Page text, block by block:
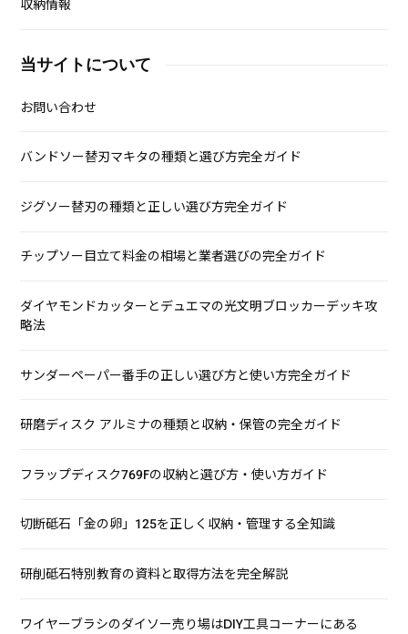
収納情報
当サイトについて
お問い合わせ
バンドソー替刃マキタの種類と選び方完全ガイド
ジグソー替刃の種類と正しい選び方完全ガイド
チップソー目立て料金の相場と業者選びの完全ガイド
ダイヤモンドカッターとデュエマの光文明ブロッカーデッキ攻
略法
サンダーペーパー番手の正しい選び方と使い方完全ガイド
研磨ディスク アルミナの種類と収納・保管の完全ガイド
フラップディスク769Fの収納と選び方・使い方ガイド
切断砥石「金の卵」125を正しく収納・管理する全知識
研削砥石特別教育の資料と取得方法を完全解説
ワイヤーブラシのダイソー売り場はDIY工具コーナーにある